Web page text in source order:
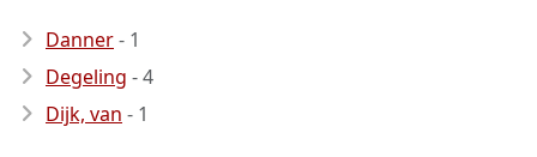
Danner- 1
Degeling - 4
Dijk, van - 1